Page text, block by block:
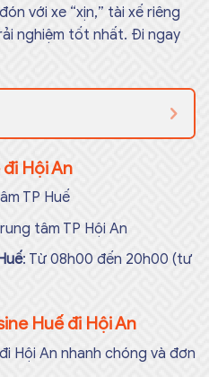
với xe “xịn,” tài xế riêng
nghiệm tốt nhất. Đi ngay
Hội An
TP Huế
tâm TP Hội An
: Từ 08h00 đến 20h00 (tư
Huế đi Hội An
Hội An nhanh chóng và đơn